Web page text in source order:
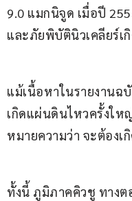
9.0 แมกนิจูด เมื่อปี
และภัยพิบัตินิวเคลียร์เ
แม้เนื้อหาในรายงานฉ
เกิดแผ่นดินไหวครั้งให
หมายความว่า จะต้องเ
ทั้งนี้ ภูมิภาคคิวชู ทาง